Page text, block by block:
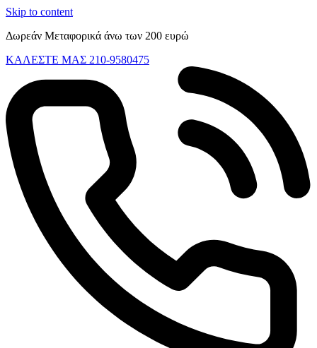
Skip to content
Δωρεάν Μεταφορικά άνω των 200 ευρώ
ΚΑΛΕΣΤΕ ΜΑΣ 210-9580475